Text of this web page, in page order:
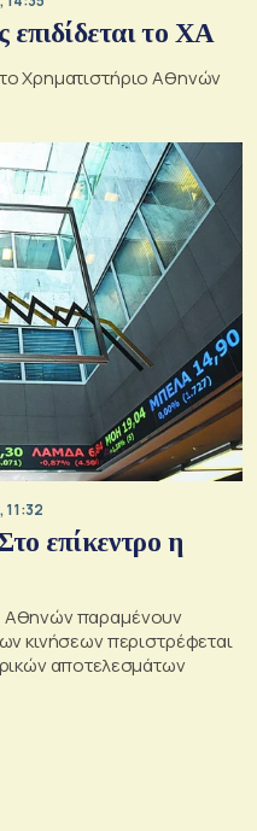
επιδίδεται το ΧΑ
Χρηματιστήριο Αθηνών
11:32
επίκεντρο η
Αθηνών παραμένουν
κινήσεων περιστρέφεται
αποτελεσμάτων